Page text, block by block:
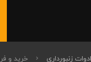
ادوات زنبورداری خرید و